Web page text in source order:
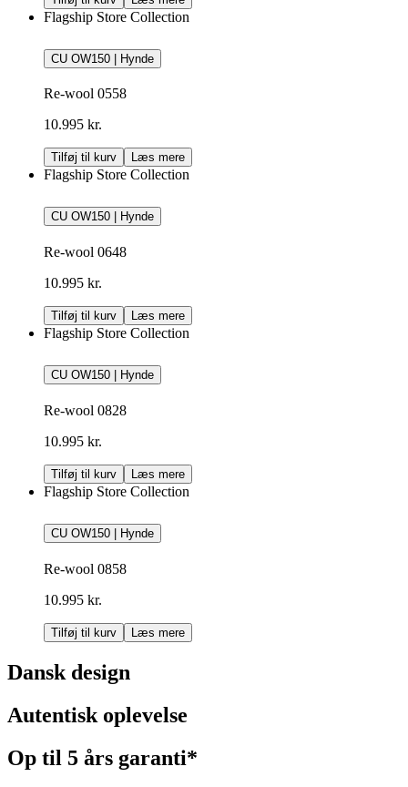
Flagship Store Collection
CU OW150 | Hynde
Re-wool 0558
10.995 kr.
Tilføj til kurv Læs mere
Flagship Store Collection
CU OW150 | Hynde
Re-wool 0648
10.995 kr.
Tilføj til kurv Læs mere
Flagship Store Collection
CU OW150 | Hynde
Re-wool 0828
10.995 kr.
Tilføj til kurv Læs mere
Flagship Store Collection
CU OW150 | Hynde
Re-wool 0858
10.995 kr.
Tilføj til kurv Læs mere
Dansk design
Autentisk oplevelse
Op til 5 års garanti*